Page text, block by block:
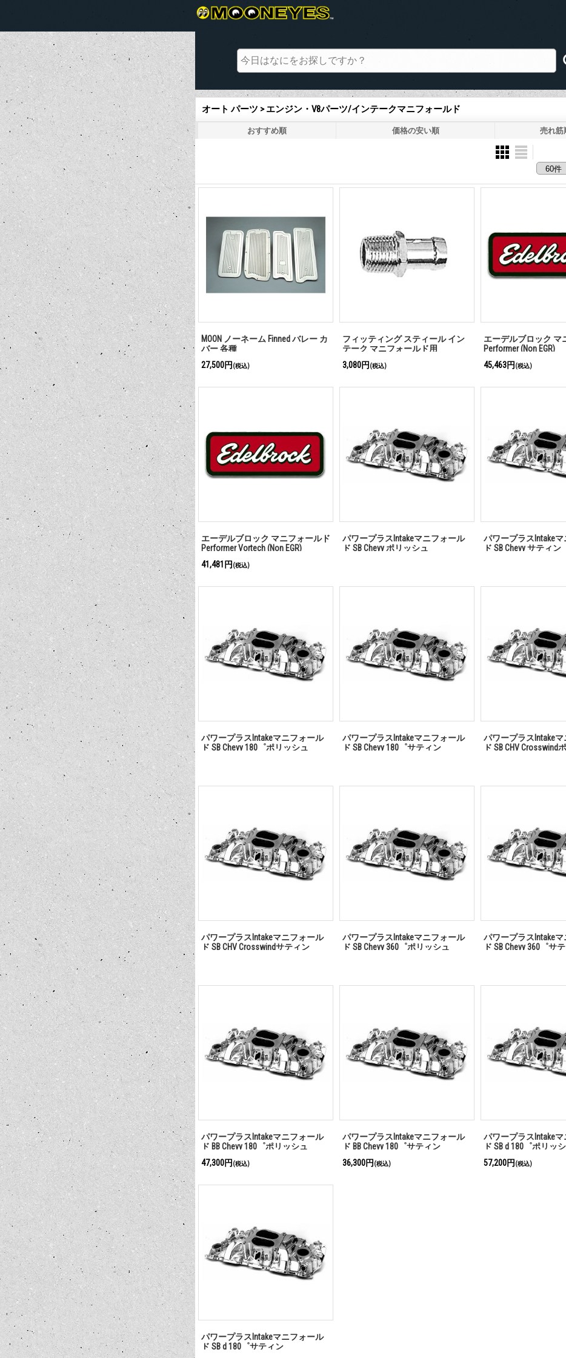
オート パーツ > エンジン・V8パーツ/インテークマニフォールド
おすすめ順 価格の安い順 売れ筋
MOON ノーネーム Finned バレー カ
バー 各種
27,500円 (税込)
フィッティング スティール イン
テーク マニフォールド用
3,080円 (税込)
エーデルブロック マ
Performer (Non EGR)
45,463円 (税込)
エーデルブロック マニフォールド
Performer Vortech (Non EGR)
41,481円 (税込)
パワープラスIntakeマニフォール
ド SB Chevy ポリッシュ
パワープラスIntake
ド SB Chevy サティン
パワープラスIntakeマニフォール
ド SB Chevy 180゜ポリッシュ
パワープラスIntakeマニフォール
ド SB Chevy 180゜サティン
パワープラスIntake
ド SB CHV Crosswind
パワープラスIntakeマニフォール
ド SB CHV Crosswindサティン
パワープラスIntakeマニフォール
ド SB Chevy 360゜ポリッシュ
パワープラスIntake
ド SB Chevy 360゜サ
パワープラスIntakeマニフォール
ド BB Chevy 180゜ポリッシュ
47,300円 (税込)
パワープラスIntakeマニフォール
ド BB Chevy 180゜サティン
36,300円 (税込)
パワープラスIntake
ド SB d 180゜ポリッ
57,200円 (税込)
パワープラスIntakeマニフォール
ド SB d 180゜サティン